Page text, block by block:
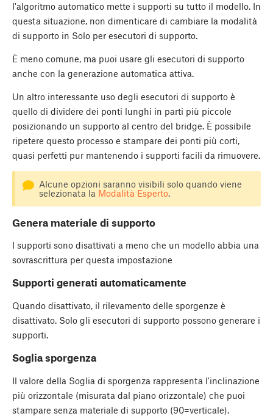
l'algoritmo automatico mette i supporti su tutto il modello. In
questa situazione, non dimenticare di cambiare la modalità
di supporto in Solo per esecutori di supporto.
È meno comune, ma puoi usare gli esecutori di supporto
anche con la generazione automatica attiva.
Un altro interessante uso degli esecutori di supporto è
quello di dividere dei ponti lunghi in parti più piccole
posizionando un supporto al centro del bridge. È possibile
ripetere questo processo e stampare dei ponti più corti,
quasi perfetti pur mantenendo i supporti facili da rimuovere.
Alcune opzioni saranno visibili solo quando viene
selezionata la Modalità Esperto.
Genera materiale di supporto
I supporti sono disattivati a meno che un modello abbia una
sovrascrittura per questa impostazione
Supporti generati automaticamente
Quando disattivato, il rilevamento delle sporgenze è
disattivato. Solo gli esecutori di supporto possono generare i
supporti.
Soglia sporgenza
Il valore della Soglia di sporgenza rappresenta l'inclinazione
più orizzontale (misurata dal piano orizzontale) che puoi
stampare senza materiale di supporto (90=verticale).